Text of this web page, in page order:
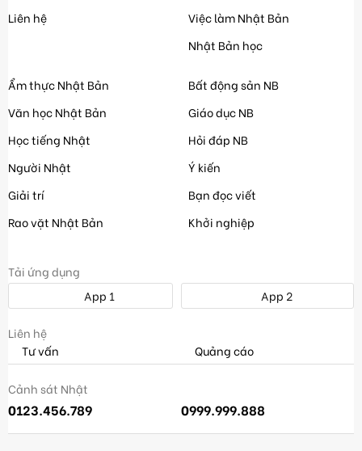
Liên hệ
Việc làm Nhật Bản
Nhật Bản học
Ẩm thực Nhật Bản
Văn học Nhật Bản
Học tiếng Nhật
Người Nhật
Giải trí
Rao vặt Nhật Bản
Bất động sản NB
Giáo dục NB
Hỏi đáp NB
Ý kiến
Bạn đọc viết
Khởi nghiệp
Tải ứng dụng
App 1
App 2
Liên hệ
Tư vấn
Quảng cáo
Cảnh sát Nhật
0123.456.789 0999.999.888